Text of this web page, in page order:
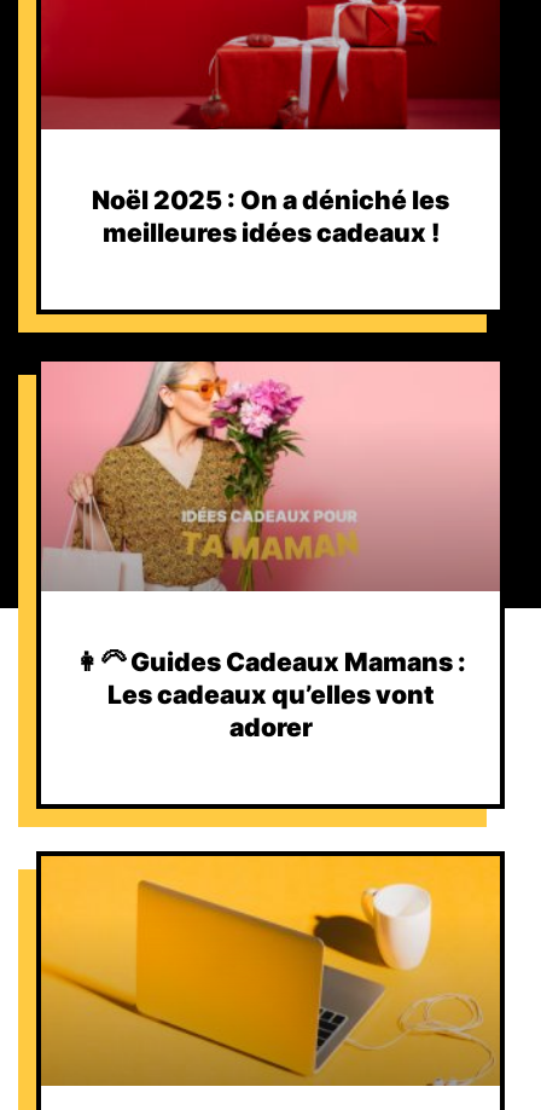
Noël 2025 : On a déniché les
meilleures idées cadeaux !
👩‍🦳 Guides Cadeaux Mamans :
Les cadeaux qu’elles vont
adorer